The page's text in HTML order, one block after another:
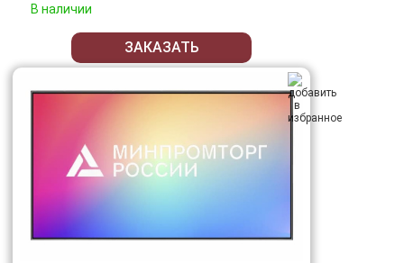
В наличии
ЗАКАЗАТЬ